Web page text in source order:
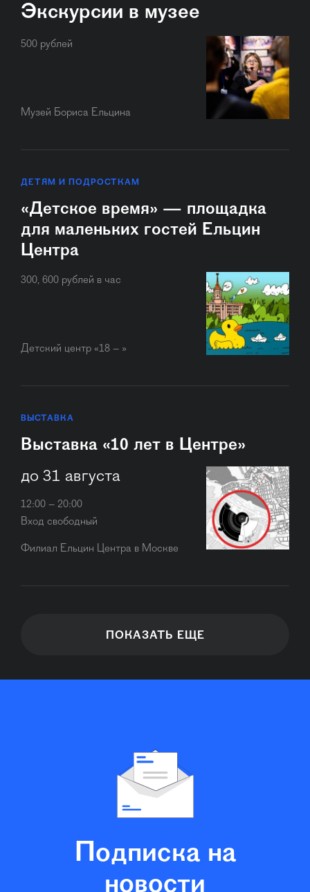
Экскурсии в музее
500 рублей
Музей Бориса Ельцина
ДЕТЯМ И ПОДРОСТКАМ
«Детское время» — площадка
для маленьких гостей Ельцин
Центра
300, 600 рублей в час
Детский центр «18 – »
ВЫСТАВКА
Выставка «10 лет в Центре»
до 31 августа
12:00 – 20:00
Вход свободный
Филиал Ельцин Центра в Москве
ПОКАЗАТЬ ЕЩЕ
Подписка на
новости